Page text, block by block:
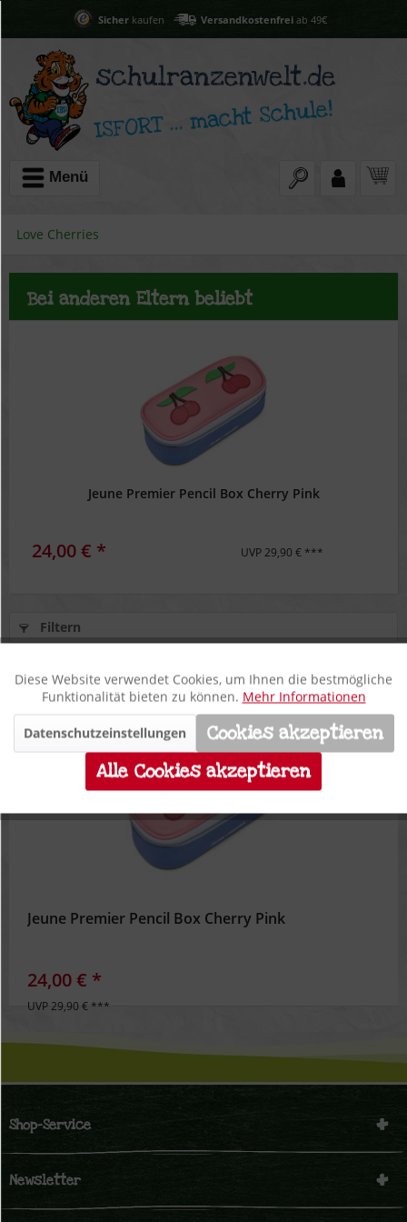
Sicherkaufen Versandkostenfreiab 49€
Menü
Love Cherries
Bei anderen Eltern beliebt
Jeune Premier Pencil Box Cherry Pink
24,00 € * UVP 29,90 € ***
Filtern
20%**
Jeune Premier Pencil Box Cherry Pink
24,00 € *
UVP 29,90 € ***
Shop-Service
Newsletter
Funktionale Aktiv
Marketing Inaktiv
Inaktiv
Diese Website verwendet Cookies, um Ihnen die bestmögliche
Funktionalität bieten zu können. Mehr Informationen
Datenschutzeinstellungen
Cookies akzeptieren
Alle Cookies akzeptieren